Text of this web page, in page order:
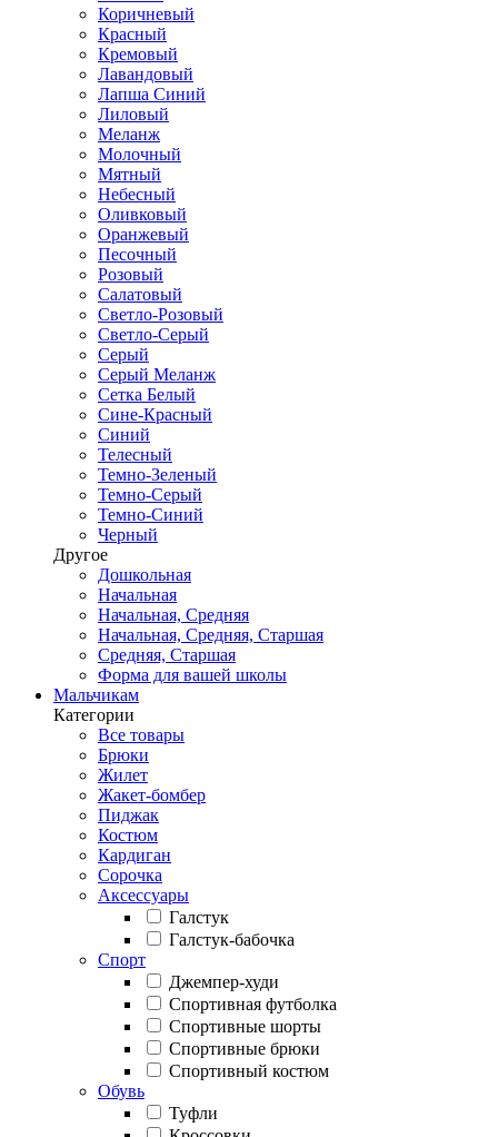
Коричневый
Красный
Кремовый
Лавандовый
Лапша Синий
Лиловый
Меланж
Молочный
Мятный
Небесный
Оливковый
Оранжевый
Песочный
Розовый
Салатовый
Светло-Розовый
Светло-Серый
Серый
Серый Меланж
Сетка Белый
Сине-Красный
Синий
Телесный
Темно-Зеленый
Темно-Серый
Темно-Синий
Черный
Другое
Дошкольная
Начальная
Начальная, Средняя
Начальная, Средняя, Старшая
Средняя, Старшая
Форма для вашей школы
Мальчикам
Категории
Все товары
Брюки
Жилет
Жакет-бомбер
Пиджак
Костюм
Кардиган
Сорочка
Аксессуары
Галстук
Галстук-бабочка
Спорт
Джемпер-худи
Спортивная футболка
Спортивные шорты
Спортивные брюки
Спортивный костюм
Обувь
Туфли